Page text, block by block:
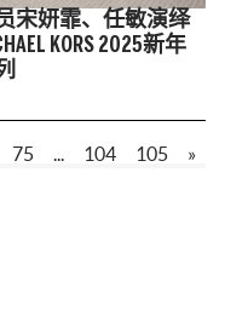
宋妍霏、任敏演绎
KORS 2025新年
75 ... 104 105 »